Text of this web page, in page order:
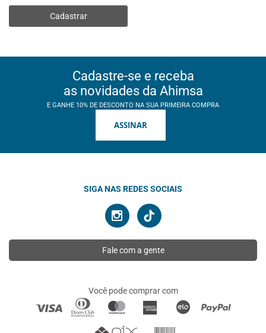
Cadastrar
Cadastre-se e receba
as novidades da Ahimsa
E GANHE 10% DE DESCONTO NA SUA PRIMEIRA COMPRA
ASSINAR
SIGA NAS REDES SOCIAIS
Fale com a gente
Você pode comprar com